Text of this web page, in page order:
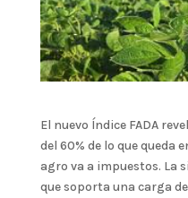
El nuevo Índice FADA
del 60% de lo que queda
agro va a impuestos. La
que soporta una carga